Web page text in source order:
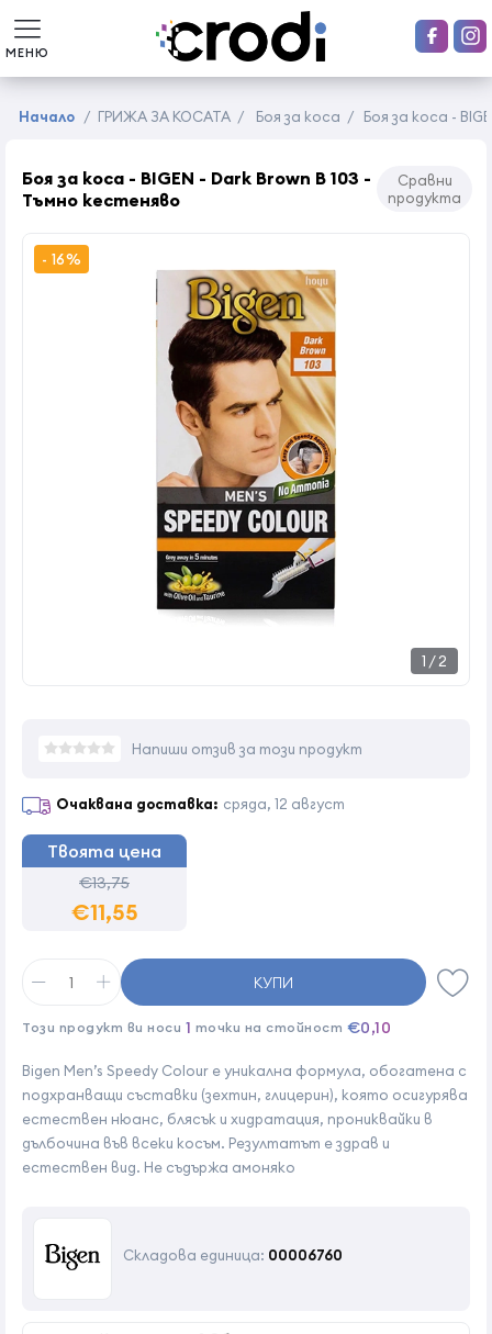
МЕНЮ
Начало / ГРИЖА ЗА КОСАТА / Боя за коса / Боя за коса -
Боя за коса - BIGEN - Dark Brown B 103 -
Тъмно кестеняво
Сравни
продукта
1 /2
- 16%
Bigen Men’s Speedy Colour е уникална формула, обогатена с
подхранващи съставки (зехтин, глицерин), която осигурява
естествен нюанс, блясък и хидратация, прониквайки в
дълбочина във всеки косъм. Резултатът е здрав и
естествен вид. Не съдържа амоняко
Складова единица: 00006760
Напиши отзив за този продукт
Очаквана доставка: сряда, 12 август
Твоята цена
€13,75
€11,55
КУПИ
Този продукт ви носи 1 точки на стойност €0,10